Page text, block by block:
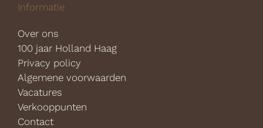
Informatie
Over ons
100 jaar Holland Haag
Privacy policy
Algemene voorwaarden
Vacatures
Verkooppunten
Contact